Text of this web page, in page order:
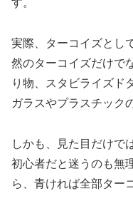
す。
実際、ターコイズとし
然のターコイズだけで
り物、スタビライズド
ガラスやプラスチック
しかも、見た目だけで
初心者だと迷うのも無
ら、青ければ全部ター